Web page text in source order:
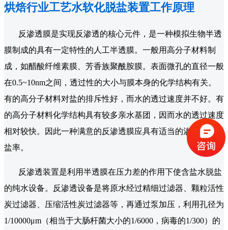
烘焙行业工艺水软化脱盐装置工作原理
反渗透膜是实现反渗透的核心元件，是一种模拟生物半透
膜制成的具有一定特性的人工半透膜。一般用高分子材料制
成，如醋酸纤维素膜、芳香族聚酰胺膜。表面微孔的直径一般
在0.5~10nm之间，透过性的大小与膜本身的化学结构有关。
有的高分子材料对盐的排斥性好，而水的透过速度并不好。有
的高分子材料化学结构具有较多亲水基团，因而水的透过速度
相对较快。因此一种满意的反渗透膜应具有适当的渗透量或脱
盐率。
反渗透装置是利用半透膜在压力差的作用下使含盐水脱盐
的纯水设备。反渗透设备是将原水经过精细过滤器、颗粒活性
炭过滤器、压缩活性炭过滤器等，再通过泵加压，利用孔径为
1/10000μm（相当于大肠杆菌大小的1/6000，病毒的1/300）的